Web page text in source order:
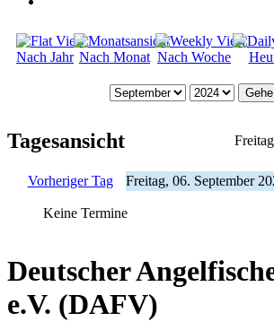
Nach Jahr Nach Monat Nach Woche
Tagesansicht
Vorheriger Tag Freitag, 06. September
Keine Termine
Deutscher
e.V. (DAFV)